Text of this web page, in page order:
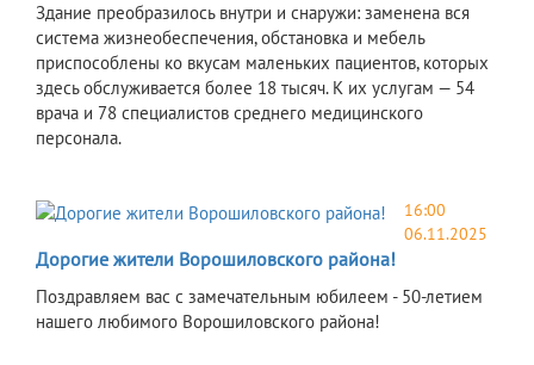
Здание преобразилось внутри и снаружи: заменена вся
система жизнеобеспечения, обстановка и мебель
приспособлены ко вкусам маленьких пациентов, которых
здесь обслуживается более 18 тысяч. К их услугам — 54
врача и 78 специалистов среднего медицинского
персонала.
16:00
06.11.2025
Дорогие жители Ворошиловского района!
Поздравляем вас с замечательным юбилеем - 50-летием
нашего любимого Ворошиловского района!